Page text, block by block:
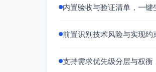
并发查询能力：
资源配额：查询
验收标准：
内置验收与验证清单，一键
前置识别技术风险与实现约
支持需求优先级分层与权衡